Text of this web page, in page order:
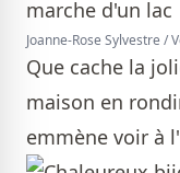
Joanne-Rose Sylvestre /
Que cache la
maison en
emmène voir à